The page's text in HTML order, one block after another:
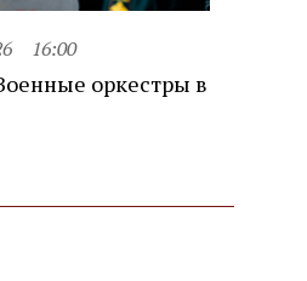
16:00
оркестры в